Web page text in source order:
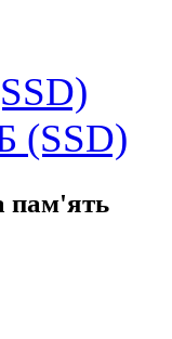
(SSD)
пам'ять